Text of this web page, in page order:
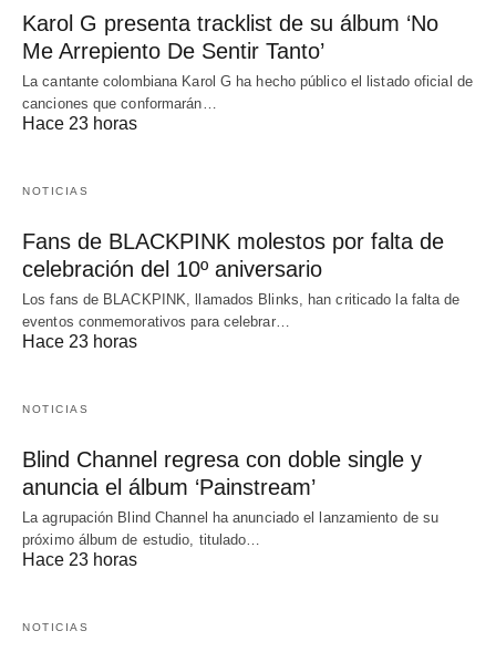
Karol G presenta tracklist de su álbum ‘No
Me Arrepiento De Sentir Tanto’
La cantante colombiana Karol G ha hecho público el listado oficial de
canciones que conformarán…
Hace 23 horas
NOTICIAS
Fans de BLACKPINK molestos por falta de
celebración del 10º aniversario
Los fans de BLACKPINK, llamados Blinks, han criticado la falta de
eventos conmemorativos para celebrar…
Hace 23 horas
NOTICIAS
Blind Channel regresa con doble single y
anuncia el álbum ‘Painstream’
La agrupación Blind Channel ha anunciado el lanzamiento de su
próximo álbum de estudio, titulado…
Hace 23 horas
NOTICIAS